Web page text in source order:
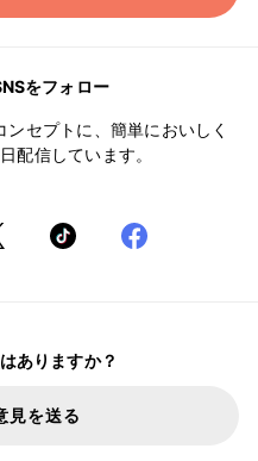
をフォロー
ンセプトに、簡単においしく
配信しています。
ありますか？
見を送る